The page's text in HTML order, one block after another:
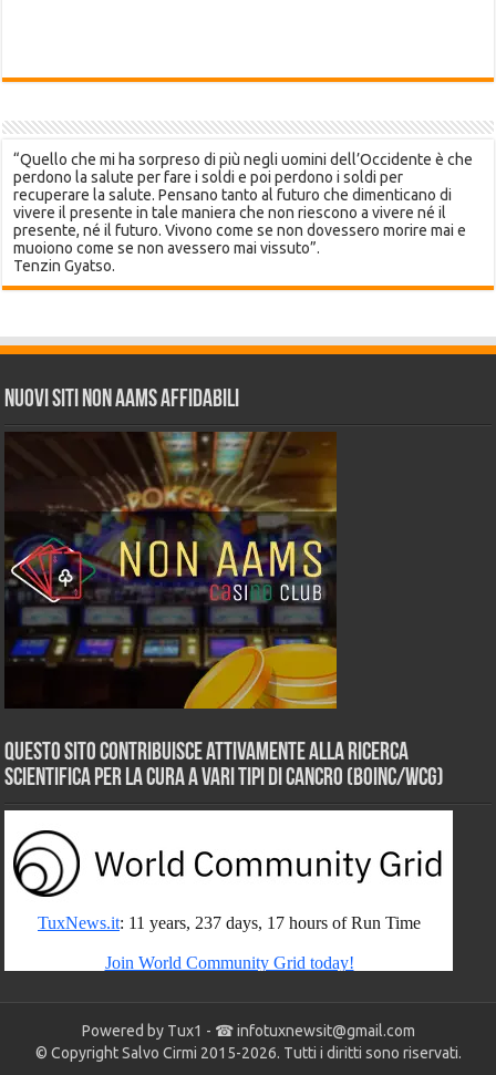
“Quello che mi ha sorpreso di più negli uomini dell’Occidente è che
perdono la salute per fare i soldi e poi perdono i soldi per
recuperare la salute. Pensano tanto al futuro che dimenticano di
vivere il presente in tale maniera che non riescono a vivere né il
presente, né il futuro. Vivono come se non dovessero morire mai e
muoiono come se non avessero mai vissuto”.
Tenzin Gyatso.
Nuovi siti non AAMS affidabili
Questo sito contribuisce attivamente alla ricerca
scientifica per la cura a vari tipi di Cancro (BOINC/WCG)
Powered by Tux1 - ☎infotuxnewsit@gmail.com
© Copyright Salvo Cirmi 2015-2026. Tutti i diritti sono riservati.